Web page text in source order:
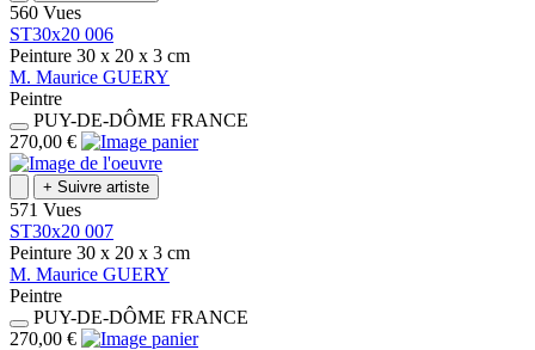
560 Vues
ST30x20 006
Peinture 30 x 20 x 3 cm
M. Maurice GUERY
Peintre
PUY-DE-DÔME FRANCE
270,00 €
+ Suivre artiste
571 Vues
ST30x20 007
Peinture 30 x 20 x 3 cm
M. Maurice GUERY
Peintre
PUY-DE-DÔME FRANCE
270,00 €